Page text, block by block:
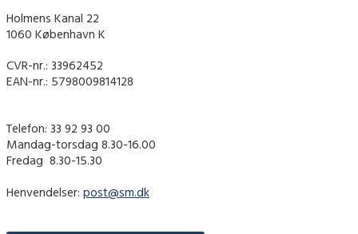
Holmens Kanal 22
1060 København K
CVR-nr.: 33962452
EAN-nr.: 5798009814128
Telefon: 33 92 93 00
Mandag-torsdag 8.30-16.00
Fredag ​ 8.30-15.30
Henvendelser: post@sm.dk